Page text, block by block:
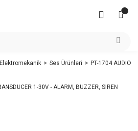
Elektromekanik Ses Ürünleri PT-1704 AUDIO